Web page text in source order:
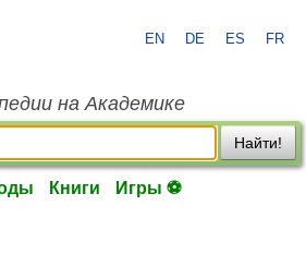
EN DE ES FR
на Академике
Найти!
Книги Игры ⚽